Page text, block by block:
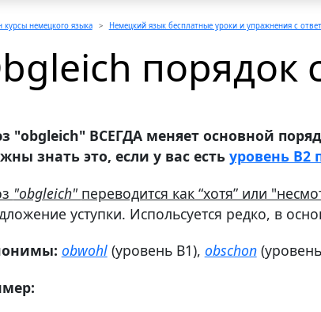
курсы немецкого языка Немецкий язык бесплатные уроки и упражнения с
порядок
"obgleich" ВСЕГДА меняет основной
знать это, если у вас есть уровень B2
"obgleich" переводится как “хотя” или
уступки. Испольсуется редко, в
obwohl(уровень В1), obschon